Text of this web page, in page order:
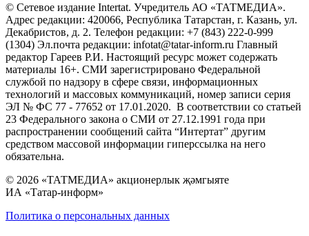
© Сетевое издание Intertat. Учредитель АО «ТАТМЕДИА».
Адрес редакции: 420066, Республика Татарстан, г. Казань, ул.
Декабристов, д. 2. Телефон редакции: +7 (843) 222-0-999
(1304) Эл.почта редакции: infotat@tatar-inform.ru Главный
редактор Гареев Р.И. Настоящий ресурс может содержать
материалы 16+. СМИ зарегистрировано Федеральной
службой по надзору в сфере связи, информационных
технологий и массовых коммуникаций, номер записи серия
ЭЛ № ФС 77 - 77652 от 17.01.2020. В соответствии со статьей
23 Федерального закона о СМИ от 27.12.1991 года при
распространении сообщений сайта “Интертат” другим
средством массовой информации гиперссылка на него
обязательна.
© 2026 «ТАТМЕДИА» акционерлык җәмгыяте
ИА «Татар-информ»
Политика о персональных данных